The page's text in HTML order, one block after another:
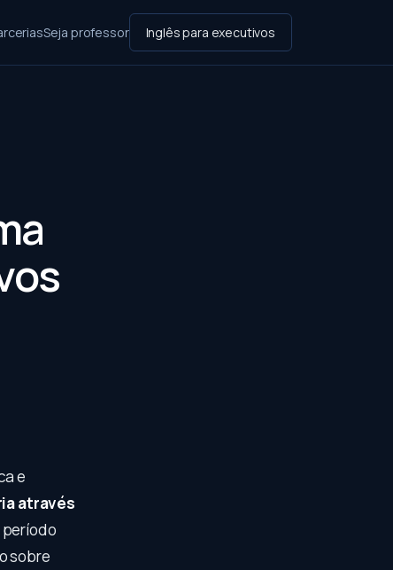
Seja professor Inglês para executivos
e
através
período
sobre